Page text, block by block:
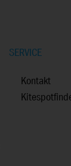
SERVICE
Kontakt